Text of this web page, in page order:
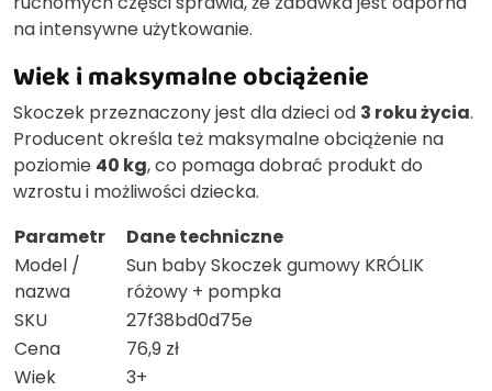
na intensywne użytkowanie.
Wiek i maksymalne obciążenie
Skoczek przeznaczony jest dla dzieci od 3 roku życia.
Producent określa też maksymalne obciążenie na
poziomie 40 kg, co pomaga dobrać produkt do
wzrostu i możliwości dziecka.
Parametr
Dane techniczne
Model /
nazwa
Sun baby Skoczek gumowy KRÓLIK
różowy + pompka
SKU
27f38bd0d75e
Cena
76,9 zł
Wiek
3+